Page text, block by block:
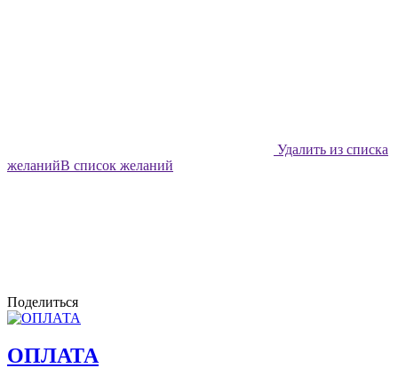
Удалить из списка
желанийВ список желаний
Поделиться
ОПЛАТА